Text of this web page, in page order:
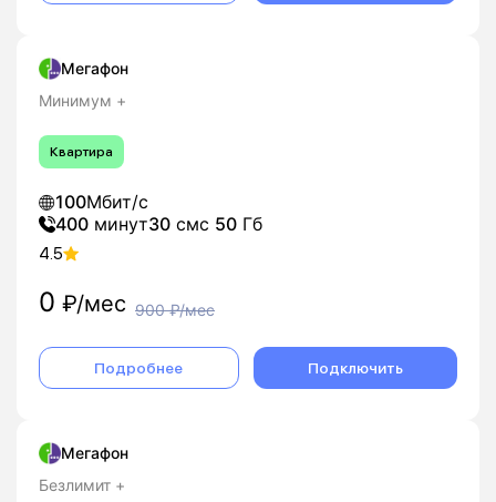
Мегафон
Минимум +
Квартира
100Мбит/с
400 минут30 смс 50 Гб
4.5
0 ₽/мес 900₽/мес
Подробнее Подключить
Мегафон
Безлимит +